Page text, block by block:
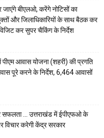
जाएंगे बीएलओ, करेंगे नोटिसों का
और जिलाधिकारियों के साथ बैठक कर
कर सुपर चैकिंग के निर्देश
पीएम आवास योजना (शहरी) की प्रगति
पूरे करने के निर्देश, 6,464 आवासों
सफलता … उत्तराखंड में ईपीएफओ के
विचार करेगी केंद्र सरकार